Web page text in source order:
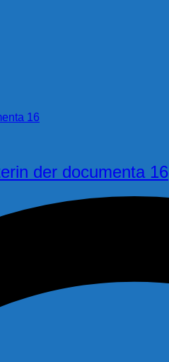
der documenta 16